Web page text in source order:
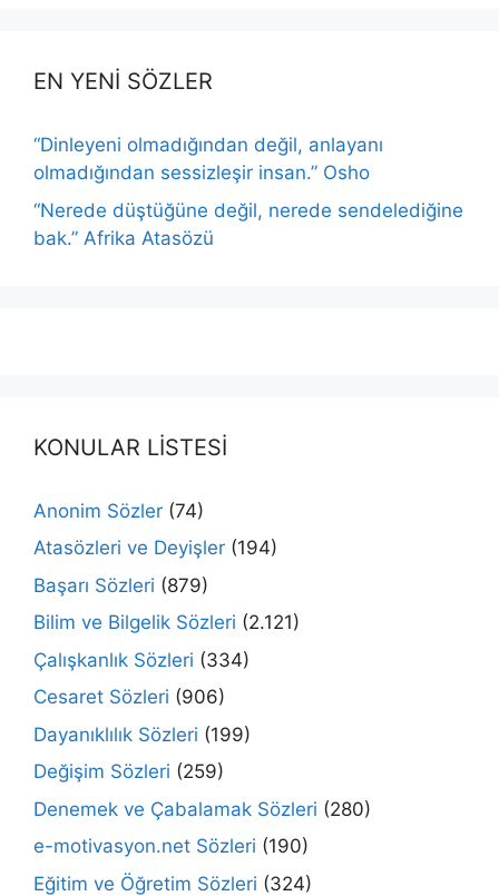
EN YENİ SÖZLER
“Dinleyeni olmadığından değil, anlayanı
olmadığından sessizleşir insan.” Osho
“Nerede düştüğüne değil, nerede sendelediğine
bak.” Afrika Atasözü
KONULAR LİSTESİ
Anonim Sözler (74)
Atasözleri ve Deyişler (194)
Başarı Sözleri (879)
Bilim ve Bilgelik Sözleri (2.121)
Çalışkanlık Sözleri (334)
Cesaret Sözleri (906)
Dayanıklılık Sözleri (199)
Değişim Sözleri (259)
Denemek ve Çabalamak Sözleri (280)
e-motivasyon.net Sözleri (190)
Eğitim ve Öğretim Sözleri (324)